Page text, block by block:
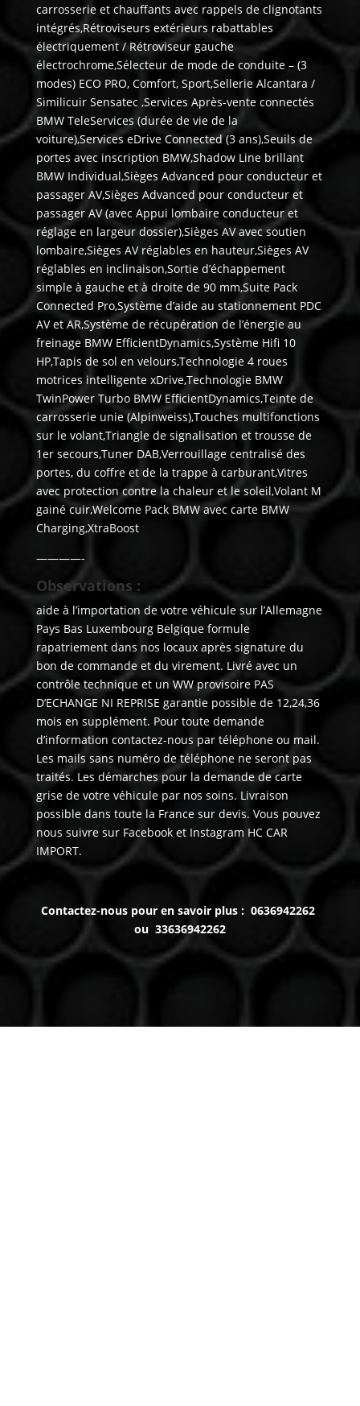
carrosserie et chauffants avec rappels de clignotants
intégrés,Rétroviseurs extérieurs rabattables
électriquement / Rétroviseur gauche
électrochrome,Sélecteur de mode de conduite – (3
modes) ECO PRO, Comfort, Sport,Sellerie Alcantara /
Similicuir Sensatec ,Services Après-vente connectés
BMW TeleServices (durée de vie de la
voiture),Services eDrive Connected (3 ans),Seuils de
portes avec inscription BMW,Shadow Line brillant
BMW Individual,Sièges Advanced pour conducteur et
passager AV,Sièges Advanced pour conducteur et
passager AV (avec Appui lombaire conducteur et
réglage en largeur dossier),Sièges AV avec soutien
lombaire,Sièges AV réglables en hauteur,Sièges AV
réglables en inclinaison,Sortie d’échappement
simple à gauche et à droite de 90 mm,Suite Pack
Connected Pro,Système d’aide au stationnement PDC
AV et AR,Système de récupération de l’énergie au
freinage BMW EfficientDynamics,Système Hifi 10
HP,Tapis de sol en velours,Technologie 4 roues
motrices intelligente xDrive,Technologie BMW
TwinPower Turbo BMW EfficientDynamics,Teinte de
carrosserie unie (Alpinweiss),Touches multifonctions
sur le volant,Triangle de signalisation et trousse de
1er secours,Tuner DAB,Verrouillage centralisé des
portes, du coffre et de la trappe à carburant,Vitres
avec protection contre la chaleur et le soleil,Volant M
gainé cuir,Welcome Pack BMW avec carte BMW
Charging,XtraBoost
————-
Observations :
aide à l’importation de votre véhicule sur l’Allemagne
Pays Bas Luxembourg Belgique formule
rapatriement dans nos locaux après signature du
bon de commande et du virement. Livré avec un
contrôle technique et un WW provisoire PAS
D’ECHANGE NI REPRISE garantie possible de 12,24,36
mois en supplément. Pour toute demande
d’information contactez-nous par téléphone ou mail.
Les mails sans numéro de téléphone ne seront pas
traités. Les démarches pour la demande de carte
grise de votre véhicule par nos soins. Livraison
possible dans toute la France sur devis. Vous pouvez
nous suivre sur Facebook et Instagram HC CAR
IMPORT.
Contactez-nous pour en savoir plus : 0636942262
ou 33636942262